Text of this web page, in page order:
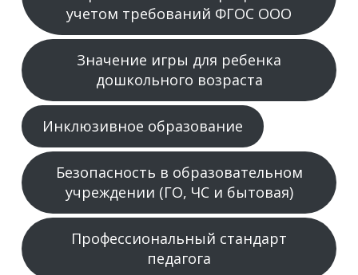
учетом требований ФГОС ООО
Значение игры для ребенка
дошкольного возраста
Инклюзивное образование
Безопасность в образовательном
учреждении (ГО, ЧС и бытовая)
Профессиональный стандарт
педагога